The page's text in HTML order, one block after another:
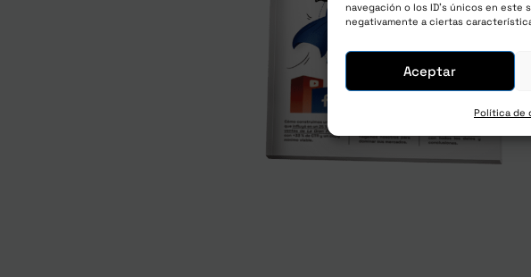
navegación o los ID's únicos en
negativamente a ciertas
Aceptar
Política de